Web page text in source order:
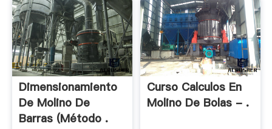
Dimensionamiento
De Molino De
Barras (método .
Curso Calculos En
Molino De Bolas - .